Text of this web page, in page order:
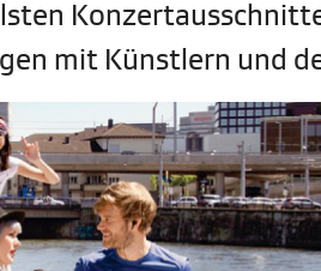
mit Künstlern und